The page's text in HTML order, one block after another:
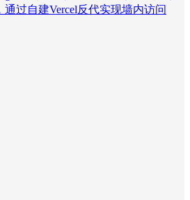
过自建Vercel反代实现墙内访问